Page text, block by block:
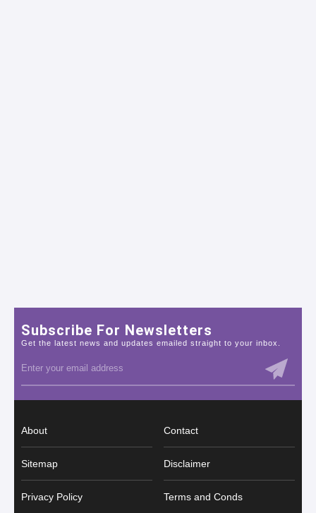
Subscribe For Newsletters
Get the latest news and updates emailed straight to your inbox.
About Contact
Sitemap Disclaimer
Privacy Policy Terms and Conds